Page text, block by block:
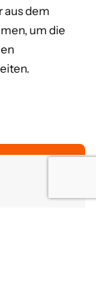
aus dem
um die